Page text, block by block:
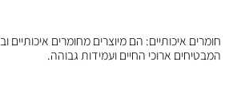
חומרים איכותיים: הם מיוצרים מחומרים איכותיים
המבטיחים ארוכי החיים ועמידות גבוהה.